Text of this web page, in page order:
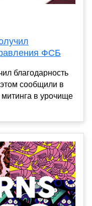
ФСБ
благодарность
сообщили в
в урочище